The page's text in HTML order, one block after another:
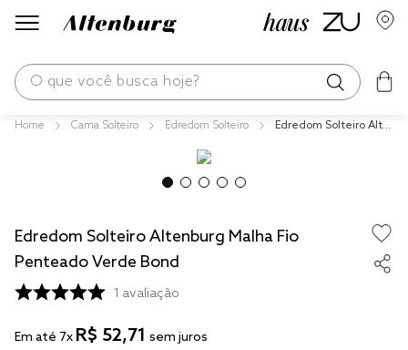
O que você busca hoje?
Cama Solteiro Edredom Solteiro
Edredom Solteiro Alte
Edredom Solteiro Altenburg Malha Fio
Penteado Verde Bond
1 avaliação
Em até 7x R$ 52,71 sem juros
edredom
jogos cama
travesseiro
tencel